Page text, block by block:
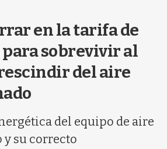
a
en la tarifa de
para sobrevivir al
del aire
del equipo de aire
su correcto